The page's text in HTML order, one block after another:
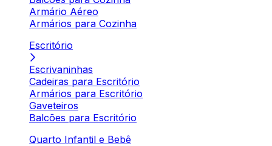
Armário Aéreo
Armários para Cozinha
Escritório
Escrivaninhas
Cadeiras para Escritório
Armários para Escritório
Gaveteiros
Balcões para Escritório
Quarto Infantil e Bebê